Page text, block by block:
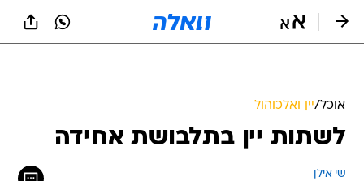
אוכל/יין ואלכוהול
לשתות יין בתלבושת אחידה
שי אילן